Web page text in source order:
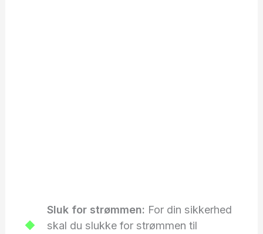
Sluk for strømmen: For din sikkerhed
skal du slukke for strømmen til